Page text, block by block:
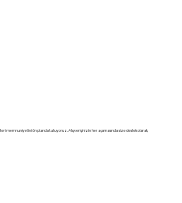
memnuniyetini ön planda tutuyoruz. Alışverişinizin her aşamasında size destek olarak,